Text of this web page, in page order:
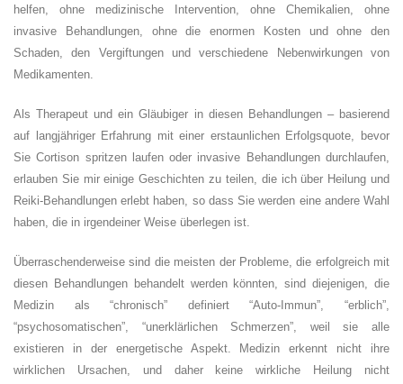
helfen, ohne medizinische Intervention, ohne Chemikalien, ohne
invasive Behandlungen, ohne die enormen Kosten und ohne den
Schaden, den Vergiftungen und verschiedene Nebenwirkungen von
Medikamenten.
Als Therapeut und ein Gläubiger in diesen Behandlungen – basierend
auf langjähriger Erfahrung mit einer erstaunlichen Erfolgsquote, bevor
Sie Cortison spritzen laufen oder invasive Behandlungen durchlaufen,
erlauben Sie mir einige Geschichten zu teilen, die ich über Heilung und
Reiki-Behandlungen erlebt haben, so dass Sie werden eine andere Wahl
haben, die in irgendeiner Weise überlegen ist.
Überraschenderweise sind die meisten der Probleme, die erfolgreich mit
diesen Behandlungen behandelt werden könnten, sind diejenigen, die
Medizin als “chronisch” definiert “Auto-Immun”, “erblich”,
“psychosomatischen”, “unerklärlichen Schmerzen”, weil sie alle
existieren in der energetische Aspekt. Medizin erkennt nicht ihre
wirklichen Ursachen, und daher keine wirkliche Heilung nicht